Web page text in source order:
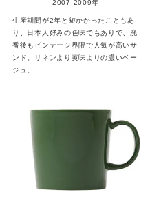
2007-2009年
生産期間が2年と短かかったこともあ
り、日本人好みの色味でもありで、廃
番後もビンテージ界隈で人気が高いサ
ンド。リネンより黄味よりの濃いベー
ジュ。